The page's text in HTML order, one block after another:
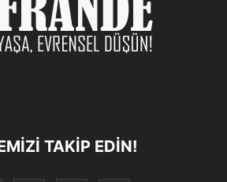
TAKIP EDIN!